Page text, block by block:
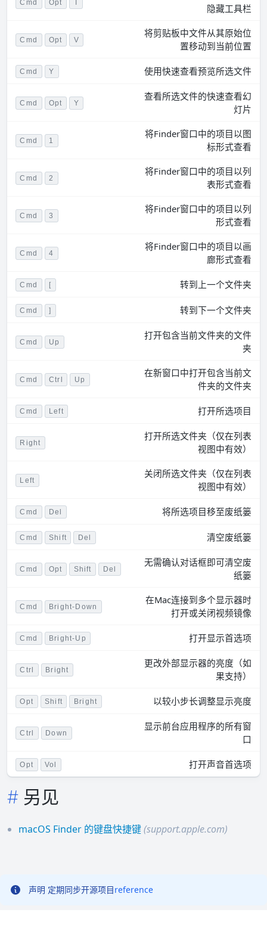
Cmd Opt
隐藏工具栏
Cmd Opt V
将剪贴板中文件从其原始位
置移动到当前位置
Cmd Y 使用快速查看预览所选文件
Cmd Opt Y
查看所选文件的快速查看幻
灯片
Cmd 1
将Finder窗口中的项目以图
标形式查看
Cmd 2
将Finder窗口中的项目以列
表形式查看
Cmd 3
将Finder窗口中的项目以列
形式查看
Cmd 4
将Finder窗口中的项目以画
廊形式查看
Cmd [ 转到上一个文件夹
Cmd ] 转到下一个文件夹
Cmd Up
打开包含当前文件夹的文件
夹
Cmd Ctrl Up
在新窗口中打开包含当前文
件夹的文件夹
Cmd Left 打开所选项目
Right
打开所选文件夹（仅在列表
视图中有效）
Left
关闭所选文件夹（仅在列表
视图中有效）
Cmd Del 将所选项目移至废纸篓
Cmd Shift Del 清空废纸篓
Cmd Opt Shift Del
无需确认对话框即可清空废
纸篓
Cmd Bright-Down
在Mac连接到多个显示器时
打开或关闭视频镜像
Cmd Bright-Up 打开显示首选项
Ctrl Bright
更改外部显示器的亮度（如
果支持）
Opt Shift Bright 以较小步长调整显示亮度
Ctrl Down
显示前台应用程序的所有窗
口
Opt Vol 打开声音首选项
另见
macOS Finder 的键盘快捷键(support.apple.com)
声明 定期同步开源项目reference